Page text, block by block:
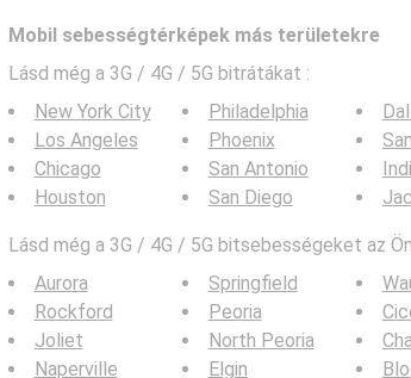
Mobil sebességtérképek más területekre
Lásd még a 3G / 4G / 5G bitrátákat :
New York City
Los Angeles
Chicago
Houston
Philadelphia
Phoenix
San Antonio
San Diego
Lásd még a 3G / 4G / 5G bitsebességeket az
Aurora
Rockford
Joliet
Naperville
Springfield
Peoria
North Peoria
Elgin